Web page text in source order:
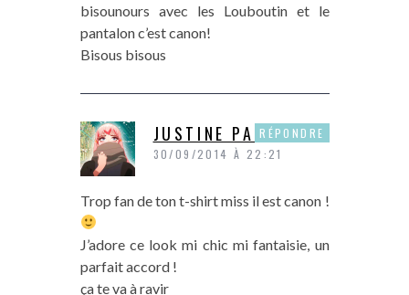
bisounours avec les Louboutin et le
pantalon c’est canon!
Bisous bisous
JUSTINE PAPER
30/09/2014 À 22:21
Trop fan de ton t-shirt miss il est canon !
J’adore ce look mi chic mi fantaisie, un
parfait accord !
ça te va à ravir
RÉPONDRE